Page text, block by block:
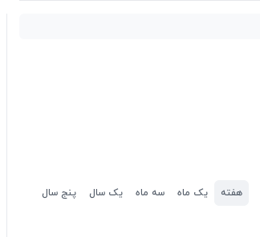
هفته یک ماه سه ماه یک سال پنج سال